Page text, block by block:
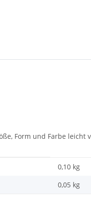
Form und Farbe leicht
0,10 kg
0,05 kg